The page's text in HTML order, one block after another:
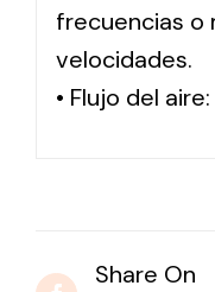
frecuencias o
velocidades.
• Flujo del
Share On